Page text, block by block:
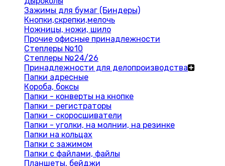
Зажимы для бумаг (Биндеры)
Кнопки,скрепки,мелочь
Ножницы, ножи, шило
Прочие офисные принадлежности
Степлеры №10
Степлеры №24/26
Принадлежности для делопроизводства
Папки адресные
Короба, боксы
Папки - конверты на кнопке
Папки - регистраторы
Папки - скоросшиватели
Папки - уголки, на молнии, на резинке
Папки на кольцах
Папки с зажимом
Папки с файлами, файлы
Планшеты, бейджи